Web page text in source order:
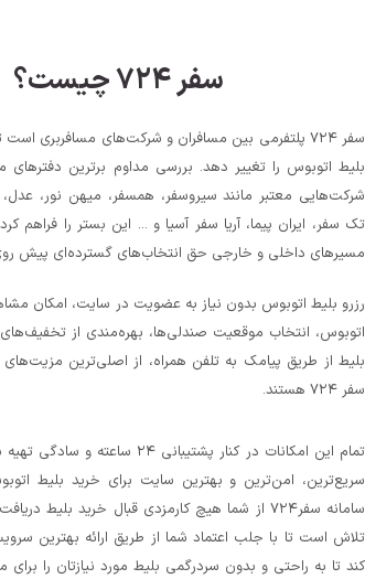
سفر ۷۲۴ چیست؟
سفر ۷۲۴ پلتفرمی بین مسافران و شرکت‌های مسافربری
بلیط اتوبوس را تغییر دهد. بررسی مداوم برترین دفترهای
شرکت‌هایی معتبر مانند سیروسفر، همسفر، میهن‌ نور، عدل،
تک سفر، ایران پیما، آریا سفر آسیا و ... این بستر را فراهم
مسیرهای داخلی و خارجی حق انتخاب‌های گسترده‌ای پیش روی
رزرو بلیط اتوبوس بدون نیاز به عضویت در سایت، امکان
اتوبوس، انتخاب موقعیت صندلی‌ها، بهره‌مندی از
بلیط از طریق پیامک به تلفن همراه، از اصلی‌ترین مزیت‌های
سفر ۷۲۴ هستند.
تمام این امکانات در کنار پشتیبانی‌ ۲۴
سریع‌ترین، امن‌ترین و بهترین سایت برای خرید بلیط
سامانه سفر۷۲۴ از شما هیچ کارمزدی قبال خرید
تلاش است تا با جلب اعتماد شما از طریق ارائه بهترین
کند تا به راحتی و بدون سردرگمی بلیط مورد نیازتان را برای